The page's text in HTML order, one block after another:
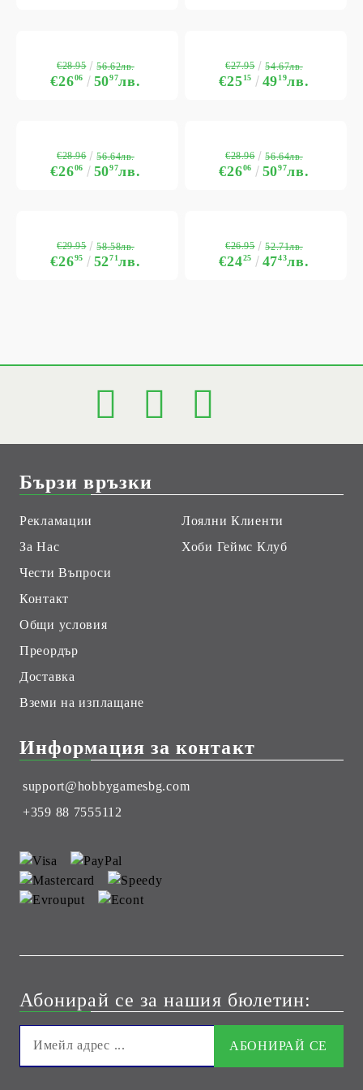
€2606 5097лв.
€28.95 56.62лв.
€2515 4919лв.
€27.95 54.67лв.
€2606 5097лв.
€28.96 56.64лв.
€2606 5097лв.
€28.96 56.64лв.
€2695 5271лв.
€29.95 58.58лв.
€2425 4743лв.
€26.95 52.71лв.
Бързи връзки
Рекламации
За Нас
Чести Въпроси
Контакт
Общи условия
Преордър
Доставка
Вземи на изплащане
Лоялни Клиенти
Хоби Геймс Клуб
Информация за контакт
support@hobbygamesbg.com
+359 88 7555112
Абонирай се за нашия бюлетин: